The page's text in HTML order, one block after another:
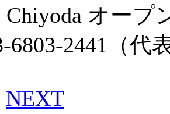
Chiyoda オー
6803-2441（代
NEXT